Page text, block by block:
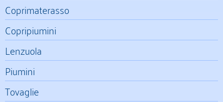
Coprimaterasso
Copripiumini
Lenzuola
Piumini
Tovaglie